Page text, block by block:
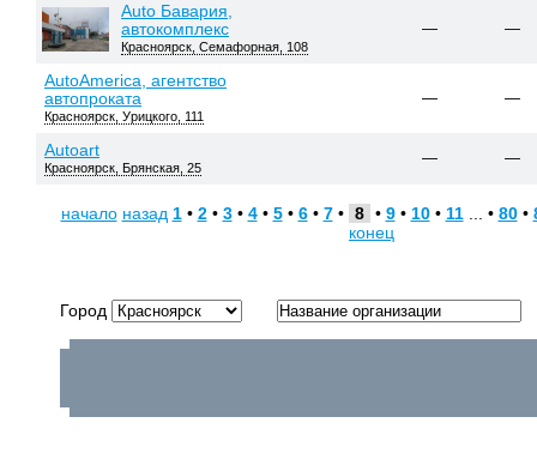
Auto Бавария,
автокомплекс
Красноярск, Семафорная, 108
— —
AutoAmerica, агентство
автопроката
Красноярск, Урицкого, 111
— —
Autoart
Красноярск, Брянская, 25
— —
начало назад 1• 2• 3• 4• 5• 6• 7• 8 • 9• 10• 11... • 80•
конец
Город